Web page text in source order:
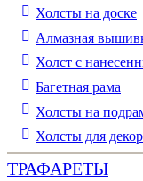
Холсты на доске
Алмазная
Холст с
Багетная рама
Холсты на
Холсты для
ТРАФАРЕТЫ